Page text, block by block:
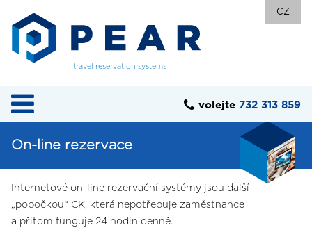
travel reservation systems
CZ
volejte 732 313 859
On-line rezervace
Internetové on-line rezervační systémy jsou další
„pobočkou“ CK, která nepotřebuje zaměstnance
a přitom funguje 24 hodin denně.